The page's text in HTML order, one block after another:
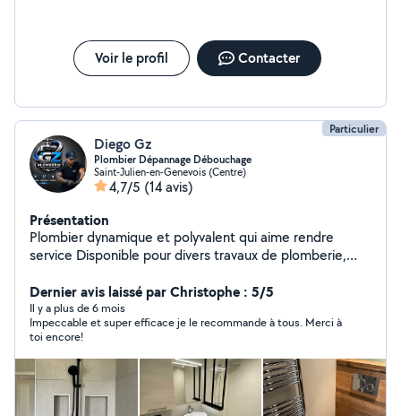
Voir le profil Contacter
Particulier
Diego Gz
Plombier Dépannage Débouchage
Saint-Julien-en-Genevois (Centre)
4,7/5 (14 avis)
Présentation
Plombier dynamique et polyvalent qui aime rendre
service Disponible pour divers travaux de plomberie,
déménagements Je répond rapidement à vos
demandes, à bientôt chers voisins !
Dernier avis laissé par Christophe : 5/5
Il y a plus de 6 mois
Impeccable et super efficace je le recommande à tous. Merci à
toi encore!